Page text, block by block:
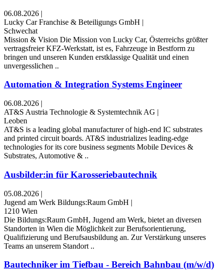
06.08.2026 |
Lucky Car Franchise & Beteiligungs GmbH |
Schwechat
Mission & Vision Die Mission von Lucky Car, Österreichs größter
vertragsfreier KFZ-Werkstatt, ist es, Fahrzeuge in Bestform zu
bringen und unseren Kunden erstklassige Qualität und einen
unvergesslichen ..
Automation & Integration Systems Engineer
06.08.2026 |
AT&S Austria Technologie & Systemtechnik AG |
Leoben
AT&S is a leading global manufacturer of high-end IC substrates
and printed circuit boards. AT&S industrializes leading-edge
technologies for its core business segments Mobile Devices &
Substrates, Automotive & ..
Ausbilder:in für Karosseriebautechnik
05.08.2026 |
Jugend am Werk Bildungs:Raum GmbH |
1210 Wien
Die Bildungs:Raum GmbH, Jugend am Werk, bietet an diversen
Standorten in Wien die Möglichkeit zur Berufsorientierung,
Qualifizierung und Berufsausbildung an. Zur Verstärkung unseres
Teams an unserem Standort ..
Bautechniker im Tiefbau - Bereich Bahnbau (m/w/d)